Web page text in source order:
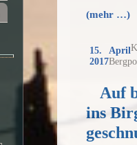
(mehr …)
15. April
2017
Auf
ins